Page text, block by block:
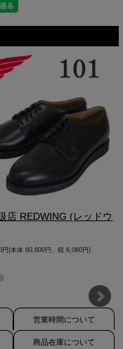
店 REDWING (レッドウ
円(本体 60,600円、税 6,060円)
営業時間について
商品在庫について